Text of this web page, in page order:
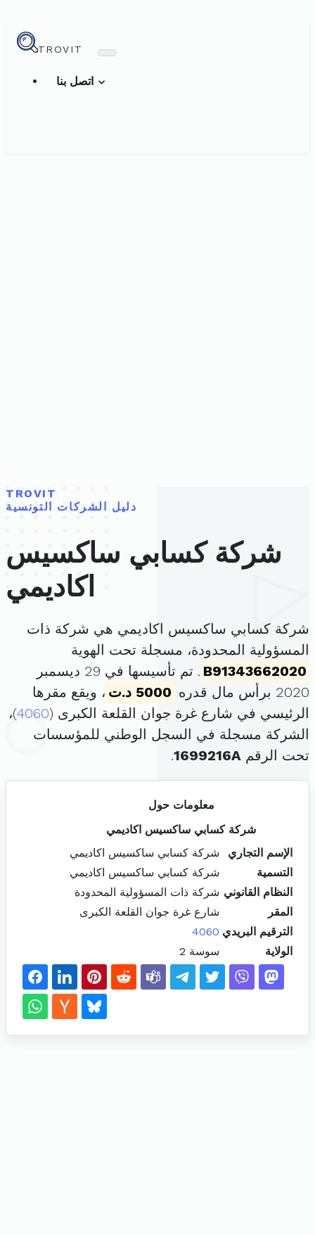
TROVIT
TROVIT
دليل الشركات التونسية
شركة كسابي ساكسيس
اكاديمي
شركة كسابي ساكسيس اكاديمي هي شركة ذات
المسؤولية المحدودة، مسجلة تحت الهوية
B91343662020
. تم تأسيسها في 29 ديسمبر
2020 برأس مال قدره
5000 د.ت
، ويقع مقرها
الرئيسي في شارع غرة جوان القلعة الكبرى (4060)،
الشركة مسجلة في السجل الوطني للمؤسسات
تحت الرقم 1699216A
.
معلومات حول
شركة كسابي ساكسيس اكاديمي
الإسم التجاري
شركة كسابي ساكسيس اكاديمي
التسمية
شركة كسابي ساكسيس اكاديمي
النظام القانوني شركة ذات المسؤولية المحدودة
المقر
شارع غرة جوان القلعة الكبرى
الترقيم البريدي 4060
الولاية
سوسة 2